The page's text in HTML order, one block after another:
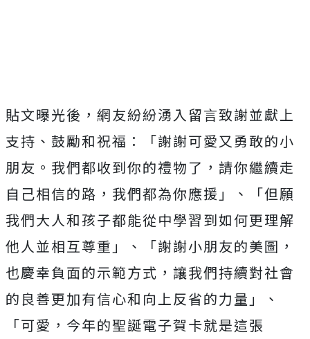
貼文曝光後，網友紛紛湧入留言致謝並獻上
支持、鼓勵和祝福：「謝謝可愛又勇敢的小
朋友。我們都收到你的禮物了，請你繼續走
自己相信的路，我們都為你應援」、「但願
我們大人和孩子都能從中學習到如何更理解
他人並相互尊重」、「謝謝小朋友的美圖，
也慶幸負面的示範方式，讓我們持續對社會
的良善更加有信心和向上反省的力量」、
「可愛，今年的聖誕電子賀卡就是這張